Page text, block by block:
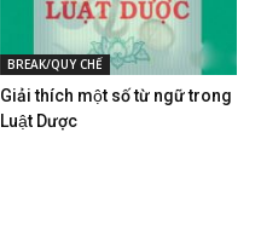
BREAK/QUY CHẾ
Giải thích một số từ ngữ trong
Luật Dược